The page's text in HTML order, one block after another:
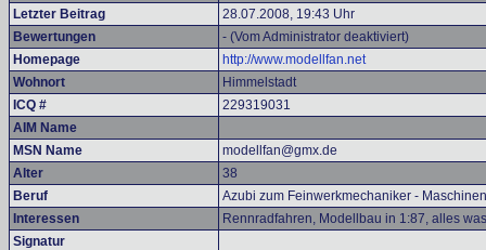
Letzter Beitrag
28.07.2008, 19:43 Uhr
Bewertungen
- (Vom Administrator deaktiviert)
Homepage
http://www.modellfan.net
Wohnort
Himmelstadt
ICQ #
229319031
AIM Name
MSN Name
modellfan@gmx.de
Alter
38
Beruf
Azubi zum Feinwerkmechaniker -
Interessen
Rennradfahren, Modellbau in 1:87, alles
Signatur